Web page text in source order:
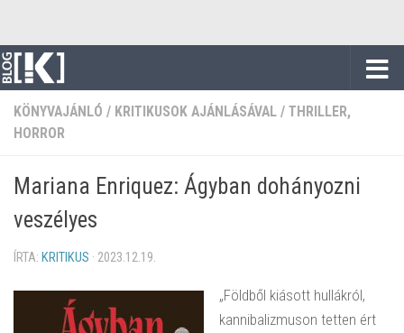
KÖNYVAJÁNLÓ / KRITIKUSOK AJÁNLÁSÁVAL / THRILLER,
HORROR
Mariana Enriquez: Ágyban dohányozni
veszélyes
ÍRTA: KRITIKUS · 2023.12.19.
„Földből kiásott hullákról,
kannibalizmuson tetten ért